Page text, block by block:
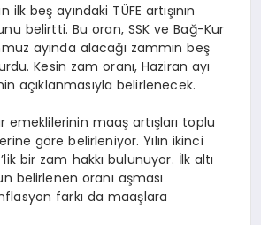
ilk beş ayındaki TÜFE artışının
belirtti. Bu oran, SSK ve Bağ-Kur
ayında alacağı zammın beş
Kesin zam oranı, Haziran ayı
açıklanmasıyla belirlenecek.
maaş artışları toplu
göre belirleniyor. Yılın ikinci
bir zam hakkı bulunuyor. İlk altı
belirlenen oranı aşması
farkı da maaşlara